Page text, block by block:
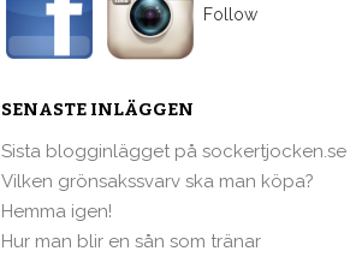
Follow
SENASTE INLÄGGEN
Sista blogginlägget på sockertjocken.se
Vilken grönsakssvarv ska man köpa?
Hemma igen!
Hur man blir en sån som tränar